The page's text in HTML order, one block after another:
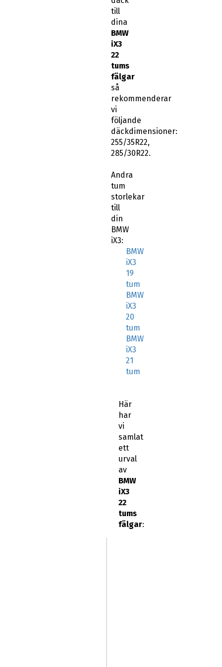
till
dina
BMW
iX3
22
tums
fälgar
så
rekommenderar
vi
följande
däckdimensioner:
255/35R22,
285/30R22.
Andra
tum
storlekar
till
din
BMW
iX3:
BMW
iX3
19
tum
BMW
iX3
20
tum
BMW
iX3
21
tum
Här
har
vi
samlat
ett
urval
av
BMW
iX3
22
tums
fälgar: